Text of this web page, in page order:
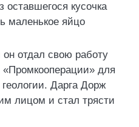
оставшегося кусочка
маленькое яйцо
отдал свою работу
для
Дарга Дорж
лицом и стал трясти